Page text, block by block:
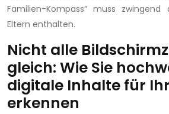
Familien-Kompass“ muss
Eltern enthalten.
Nicht alle
gleich: Wie Sie
digitale Inhalte für
erkennen